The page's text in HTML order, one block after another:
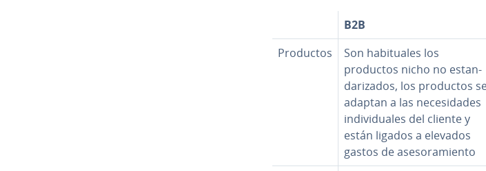
B2B
Productos
Son ha­bi­tua­les los
productos nicho no es­ta­n­
da­ri­za­dos, los productos
adaptan a las ne­ce­si­da­des
in­di­vi­dua­les del cliente y
están ligados a elevados
gastos de ase­so­ra­mie­n­to